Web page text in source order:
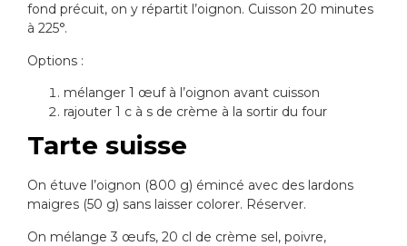
fond précuit, on y répartit l’oignon. Cuisson 20 minutes
à 225°.
Options :
mélanger 1 œuf à l’oignon avant cuisson
rajouter 1 c à s de crème à la sortir du four
Tarte suisse
On étuve l’oignon (800 g) émincé avec des lardons
maigres (50 g) sans laisser colorer. Réserver.
On mélange 3 œufs, 20 cl de crème sel, poivre,